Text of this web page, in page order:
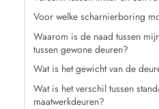
Voor welke scharnierboring
Waarom is de naad tussen
tussen gewone deuren?
Wat is het gewicht van de
Wat is het verschil tussen
maatwerkdeuren?